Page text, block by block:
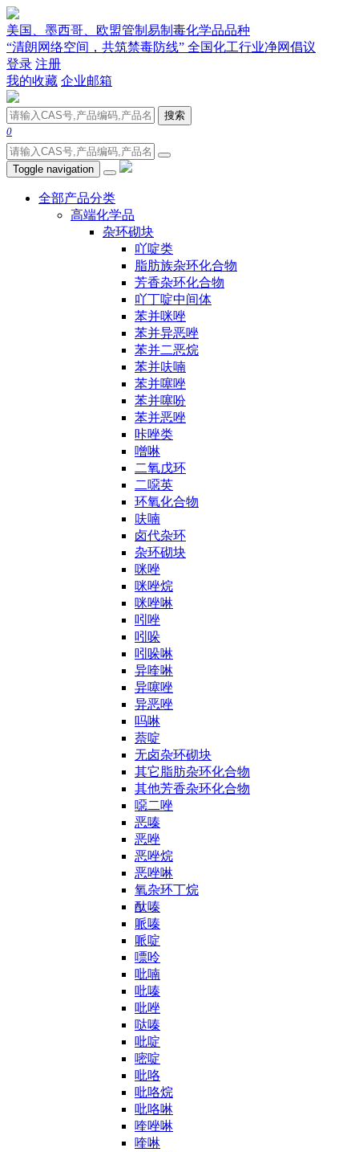
美国、墨西哥、欧盟管制易制毒化学品品种
“清朗网络空间，共筑禁毒防线” 全国化工行业净网倡议
登录 注册
我的收藏 企业邮箱
搜索
0
Toggle navigation
全部产品分类
高端化学品
杂环砌块
吖啶类
脂肪族杂环化合物
芳香杂环化合物
吖丁啶中间体
苯并咪唑
苯并异恶唑
苯并二恶烷
苯并呋喃
苯并噻唑
苯并噻吩
苯并恶唑
咔唑类
噌啉
二氧戊环
二噁英
环氧化合物
呋喃
卤代杂环
杂环砌块
咪唑
咪唑烷
咪唑啉
吲唑
吲哚
吲哚啉
异喹啉
异噻唑
异恶唑
吗啉
萘啶
无卤杂环砌块
其它脂肪杂环化合物
其他芳香杂环化合物
噁二唑
恶嗪
恶唑
恶唑烷
恶唑啉
氧杂环丁烷
酞嗪
哌嗪
哌啶
嘌呤
吡喃
吡嗪
吡唑
哒嗪
吡啶
嘧啶
吡咯
吡咯烷
吡咯啉
喹唑啉
喹啉